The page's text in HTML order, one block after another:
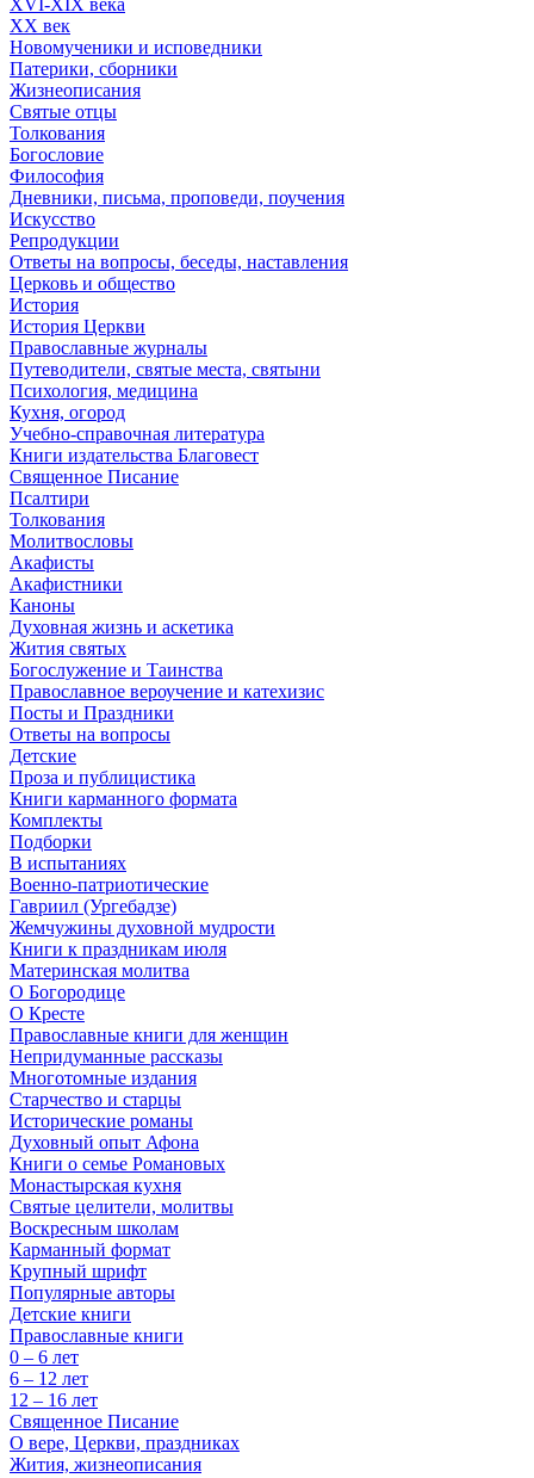
XVI-XIX века
XX век
Новомученики и исповедники
Патерики, сборники
Жизнеописания
Святые отцы
Толкования
Богословие
Философия
Дневники, письма, проповеди, поучения
Искусство
Репродукции
Ответы на вопросы, беседы, наставления
Церковь и общество
История
История Церкви
Православные журналы
Путеводители, святые места, святыни
Психология, медицина
Кухня, огород
Учебно-справочная литература
Книги издательства Благовест
Священное Писание
Псалтири
Толкования
Молитвословы
Акафисты
Акафистники
Каноны
Духовная жизнь и аскетика
Жития святых
Богослужение и Таинства
Православное вероучение и катехизис
Посты и Праздники
Ответы на вопросы
Детские
Проза и публицистика
Книги карманного формата
Комплекты
Подборки
В испытаниях
Военно-патриотические
Гавриил (Ургебадзе)
Жемчужины духовной мудрости
Книги к праздникам июля
Материнская молитва
О Богородице
О Кресте
Православные книги для женщин
Непридуманные рассказы
Многотомные издания
Старчество и старцы
Исторические романы
Духовный опыт Афона
Книги о семье Романовых
Монастырская кухня
Святые целители, молитвы
Воскресным школам
Карманный формат
Крупный шрифт
Популярные авторы
Детские книги
Православные книги
0 – 6 лет
6 – 12 лет
12 – 16 лет
Священное Писание
О вере, Церкви, праздниках
Жития, жизнеописания